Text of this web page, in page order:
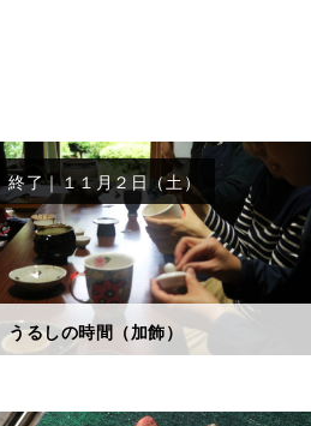
うるしの時間（加飾）
終了｜１１月２日（土）